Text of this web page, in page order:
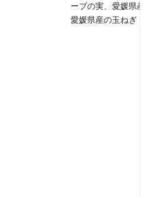
ーブの実、愛媛県産の
愛媛県産の玉ねぎ